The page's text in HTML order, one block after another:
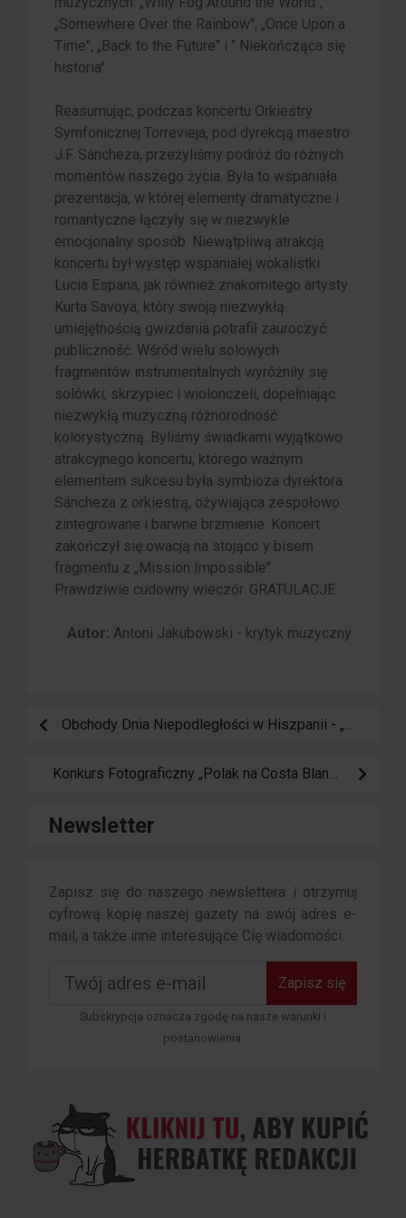
„Somewhere Over the Rainbow", „Once Upon a
Time", „Back to the Future" i " Niekończąca się
historia"
Reasumując, podczas koncertu Orkiestry
Symfonicznej Torrevieja, pod dyrekcją maestro
J.F. Sáncheza, przeżyliśmy podróż do różnych
momentów naszego życia. Była to wspaniała
prezentacja, w której elementy dramatyczne i
romantyczne łączyły się w niezwykle
emocjonalny sposób. Niewątpliwą atrakcją
koncertu był występ wspaniałej wokalistki
Lucia Espana, jak również znakomitego artysty
Kurta Savoya, który swoją niezwykłą
umiejętnością gwizdania potrafił zauroczyć
publiczność. Wśród wielu solowych
fragmentów instrumentalnych wyróżniły się
solówki; skrzypiec i wiolonczeli, dopełniając
niezwykłą muzyczną różnorodność
kolorystyczną. Byliśmy świadkami wyjątkowo
atrakcyjnego koncertu, którego ważnym
elementem sukcesu była symbioza dyrektora
Sáncheza z orkiestrą, ożywiająca zespołowo
zintegrowane i barwne brzmienie. Koncert
zakończył się owacją na stojąco y bisem
fragmentu z „Mission Impossible".
Prawdziwie cudowny wieczór. GRATULACJE.
Autor: Antoni Jakubowski - krytyk muzyczny
Obchody Dnia Niepodległości w Hiszpanii - „Niepodległościowy Chillout”
Konkurs Fotograficzny „Polak na Costa Blanca”
Newsletter
Zapisz się do naszego newslettera i otrzymuj
cyfrową kopię naszej gazety na swój adres e-
mail, a także inne interesujące Cię wiadomości.
Zapisz się
Subskrypcja oznacza zgodę na nasze warunki i
postanowienia.